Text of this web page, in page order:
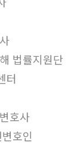
법률지원단
터
호사
호인